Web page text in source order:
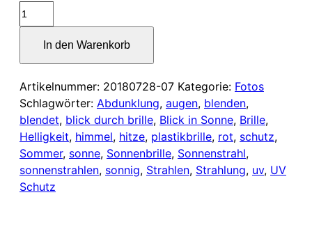
Blick
in
Sonne
eine
UV
geschütze
Sonnenbrille
Menge
In den Warenkorb
Artikelnummer: 20180728-07 Kategorie: Fotos
Schlagwörter: Abdunklung, augen, blenden,
blendet, blick durch brille, Blick in Sonne, Brille,
Helligkeit, himmel, hitze, plastikbrille, rot, schutz,
Sommer, sonne, Sonnenbrille, Sonnenstrahl,
sonnenstrahlen, sonnig, Strahlen, Strahlung, uv, UV
Schutz